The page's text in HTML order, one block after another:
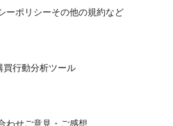
ーポリシーその他の規約など
買行動分析ツール
わせご意見・ご感想